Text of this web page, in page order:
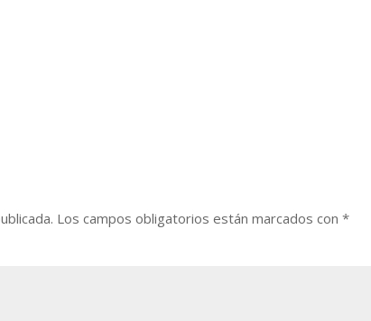
Los campos obligatorios están marcados con*